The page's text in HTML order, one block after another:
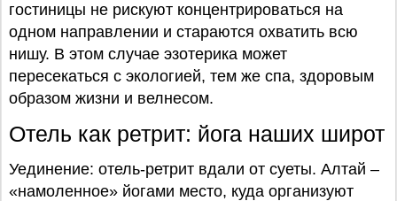
гостиницы не рискуют концентрироваться на
одном направлении и стараются охватить всю
нишу. В этом случае эзотерика может
пересекаться с экологией, тем же спа, здоровым
образом жизни и велнесом.
Отель как ретрит: йога наших широт
Уединение: отель-ретрит вдали от суеты. Алтай –
«намоленное» йогами место, куда организуют